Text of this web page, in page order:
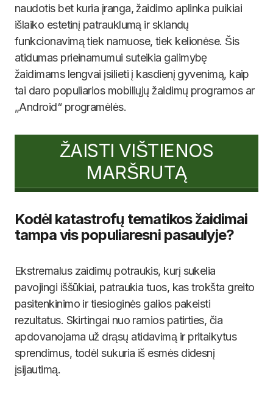
naudotis bet kuria įranga, žaidimo aplinka puikiai
išlaiko estetinį patrauklumą ir sklandų
funkcionavimą tiek namuose, tiek kelionėse. Šis
atidumas prieinamumui suteikia galimybę
žaidimams lengvai įsilieti į kasdienį gyvenimą, kaip
tai daro populiarios mobiliųjų žaidimų programos ar
„Android“ programėlės.
ŽAISTI VIŠTIENOS
MARŠRUTĄ
Kodėl katastrofų tematikos žaidimai
tampa vis populiaresni pasaulyje?
Ekstremalus zaidimų potraukis, kurį sukelia
pavojingi iššūkiai, patraukia tuos, kas trokšta greito
pasitenkinimo ir tiesioginės galios pakeisti
rezultatus. Skirtingai nuo ramios patirties, čia
apdovanojama už drąsų atidavimą ir pritaikytus
sprendimus, todėl sukuria iš esmės didesnį
įsijautimą.